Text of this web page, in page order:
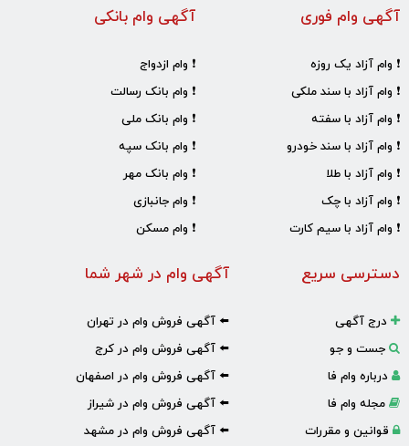
آگهی وام بانکی
❗ وام ازدواج
❗ وام بانک رسالت
❗ وام بانک ملی
❗ وام بانک سپه
❗ وام بانک مهر
❗ وام جانبازی
❗ وام مسکن
آگهی وام فوری
❗ وام آزاد یک روزه
❗ وام آزاد با سند ملکی
❗ وام آزاد با سفته
❗ وام آزاد با سند خودرو
❗ وام آزاد با طلا
❗ وام آزاد با چک
❗ وام آزاد با سیم کارت
آگهی وام در شهر شما
⬅️ آگهی فروش وام در تهران
⬅️ آگهی فروش وام در کرج
⬅️ آگهی فروش وام در اصفهان
⬅️ آگهی فروش وام در شیراز
⬅️ آگهی فروش وام در مشهد
دسترسی سریع
درج آگهی
جست و جو
درباره وام فا
مجله وام فا
قوانین و مقررات